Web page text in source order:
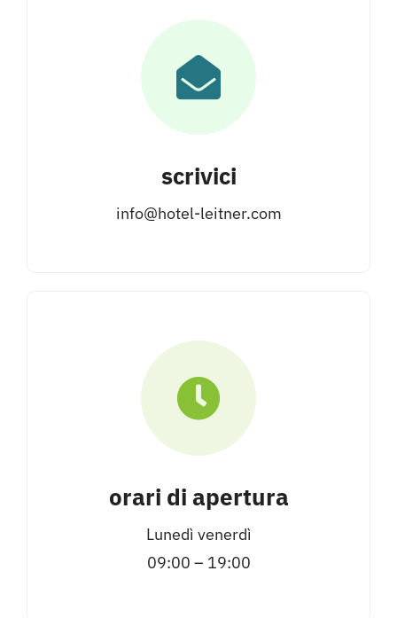
scrivici
info@hotel-leitner.com
orari di apertura
Lunedì venerdì
09:00 – 19:00